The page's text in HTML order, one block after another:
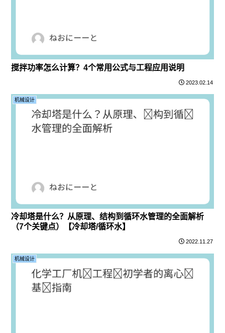
搅拌功率怎么计算？4个常用公式与工程应用说明
2023.02.14
机械设计
冷却塔是什么？从原理、结构到循环水管理的全面解析
（7个关键点）【冷却塔/循环水】
2022.11.27
机械设计